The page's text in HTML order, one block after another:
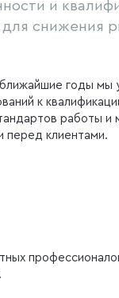
и
снижения
годы мы
к
работы и
перед клиентами.